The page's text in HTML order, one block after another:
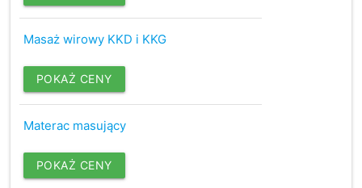
Masaż wirowy KKD i KKG
POKAŻ CENY
Materac masujący
POKAŻ CENY